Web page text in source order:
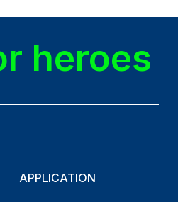
heroes
APPLICATION